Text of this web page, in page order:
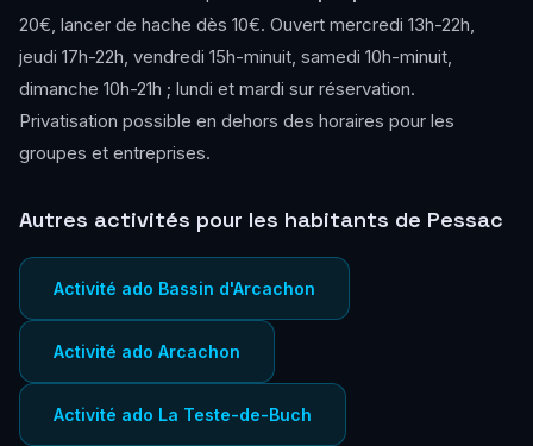
20€, lancer de hache dès 10€. Ouvert mercredi 13h-22h,
jeudi 17h-22h, vendredi 15h-minuit, samedi 10h-minuit,
dimanche 10h-21h ; lundi et mardi sur réservation.
Privatisation possible en dehors des horaires pour les
groupes et entreprises.
Autres activités pour les habitants de Pessac
Activité ado Bassin d'Arcachon
Activité ado Arcachon
Activité ado La Teste-de-Buch